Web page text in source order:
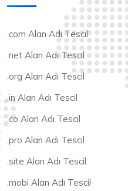
.com Alan Adı Tescil
.net Alan Adı Tescil
.org Alan Adı Tescil
.in Alan Adı Tescil
.co Alan Adı Tescil
.pro Alan Adı Tescil
.site Alan Adı Tescil
.mobi Alan Adı Tescil